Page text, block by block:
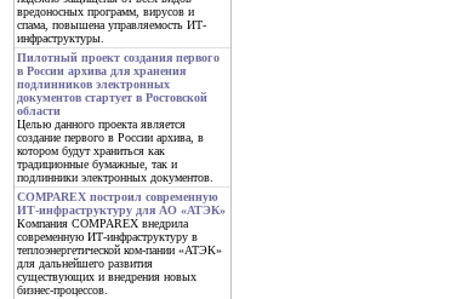
вредоносных программ, вирусов и
спама, повышена управляемость ИТ-
инфраструктуры.
Пилотный проект создания первого
в России архива для хранения
подлинников электронных
документов стартует в Ростовской
области
Целью данного проекта является
создание первого в России архива, в
котором будут храниться как
традиционные бумажные, так и
подлинники электронных документов.
COMPAREX построил современную
ИТ-инфраструктуру для АО «АТЭК»
Компания COMPAREX внедрила
современную ИТ-инфраструктуру в
теплоэнергетической ком-пании «АТЭК»
для дальнейшего развития
существующих и внедрения новых
бизнес-процессов.